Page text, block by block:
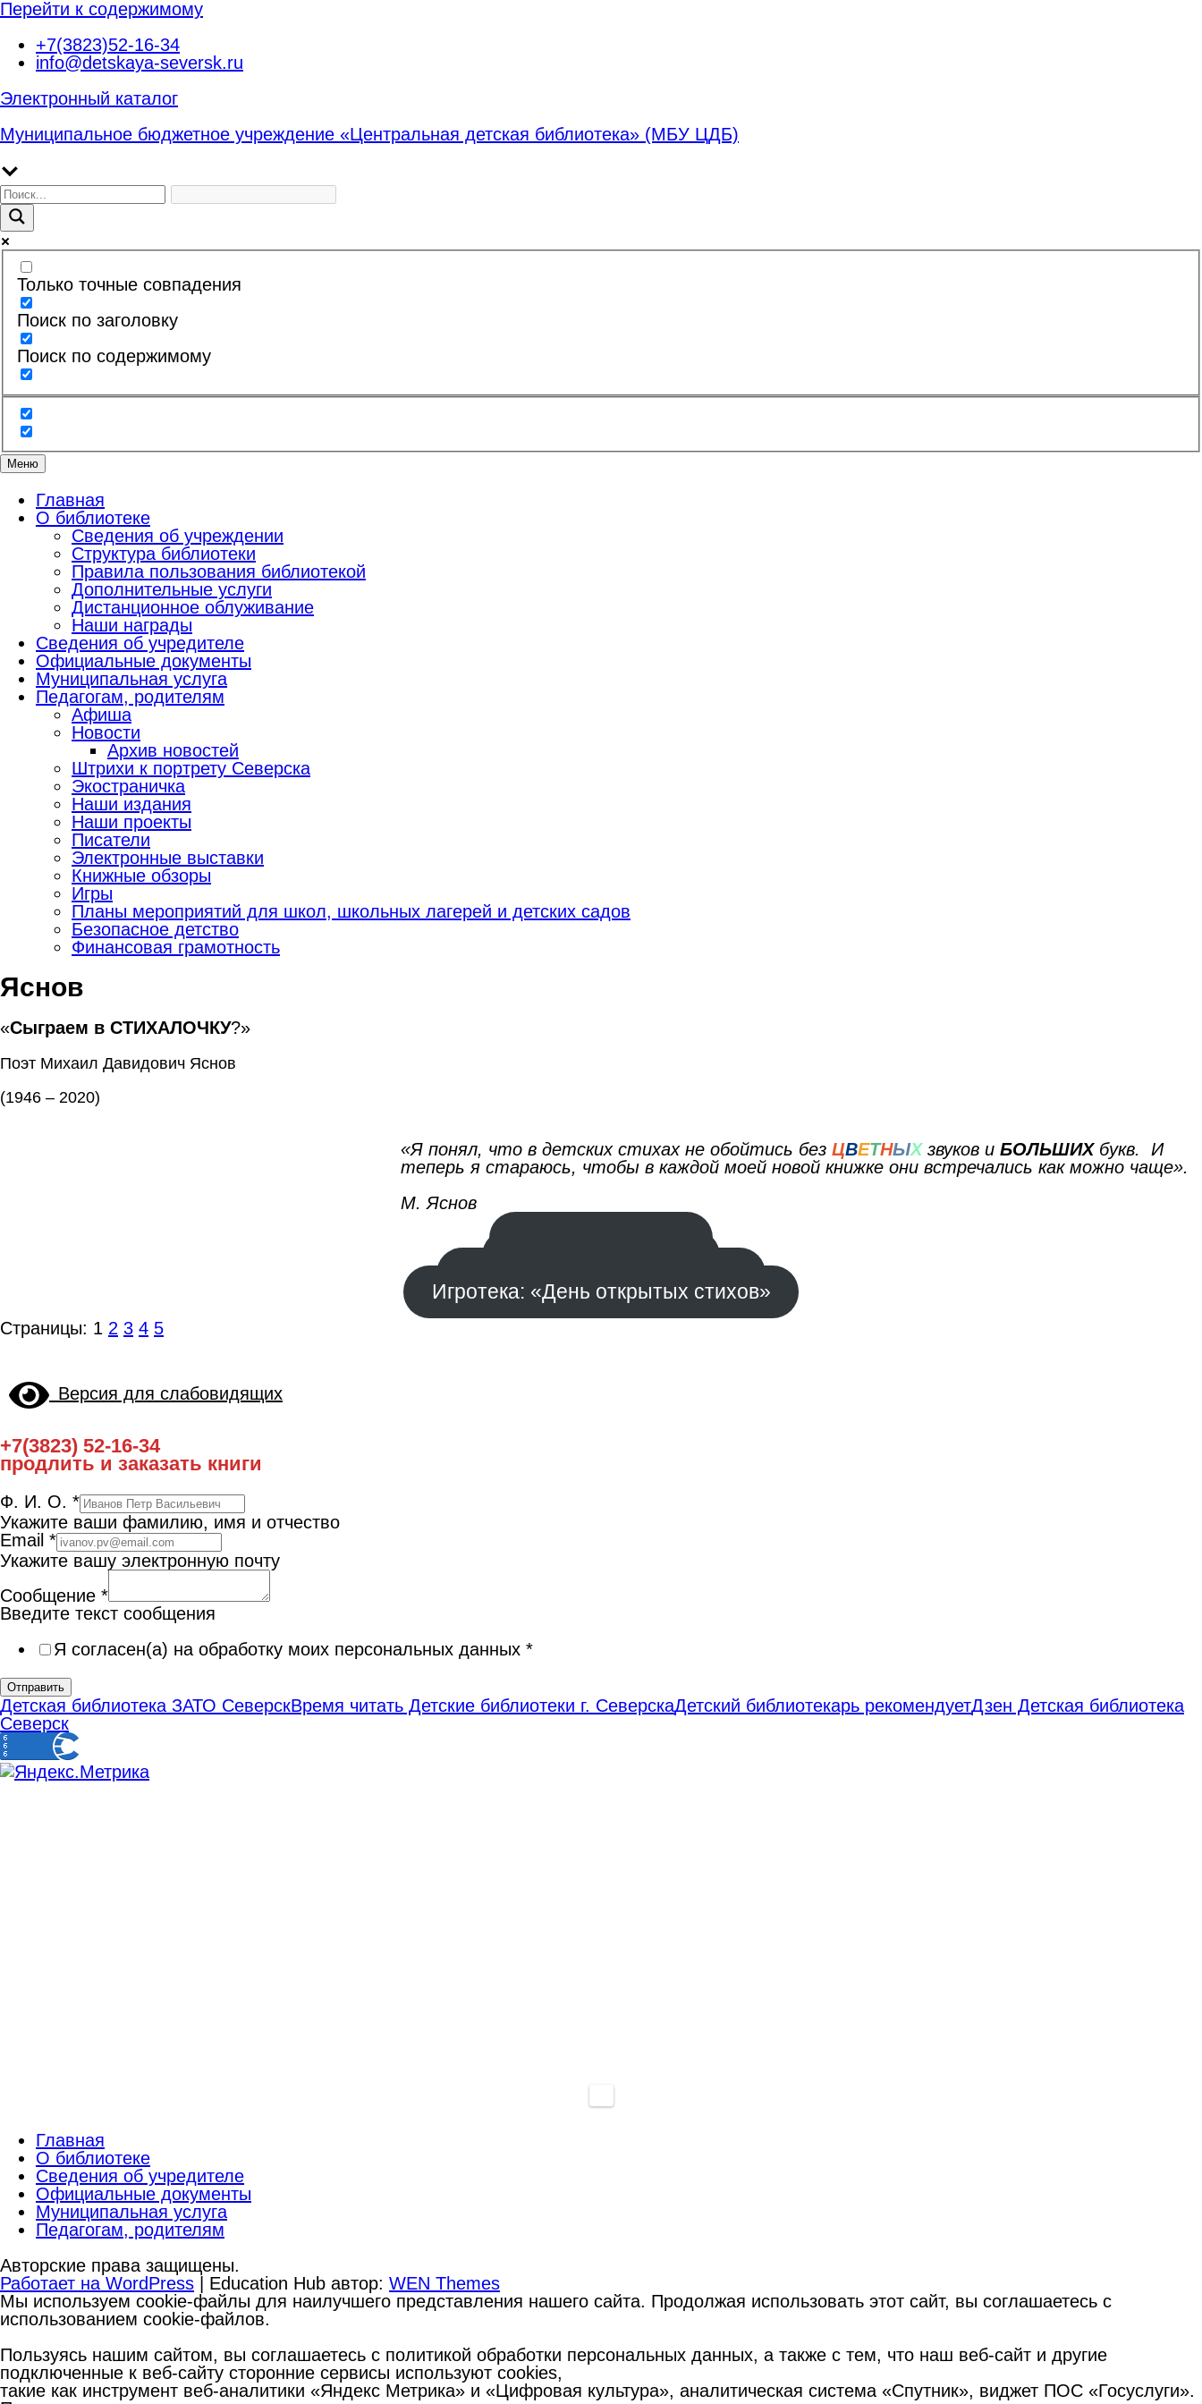
Перейти к содержимому
+7(3823)52-16-34
info@detskaya-seversk.ru
Электронный каталог
Муниципальное бюджетное учреждение «Центральная детская библиотека» (МБУ ЦДБ)
Только точные совпадения
Поиск по заголовку
Поиск по содержимому
Меню
Главная
О библиотеке
Сведения об учреждении
Структура библиотеки
Правила пользования библиотекой
Дополнительные услуги
Дистанционное облуживание
Наши награды
Сведения об учредителе
Официальные документы
Муниципальная услуга
Педагогам, родителям
Афиша
Новости
Архив новостей
Штрихи к портрету Северска
Экостраничка
Наши издания
Наши проекты
Писатели
Электронные выставки
Книжные обзоры
Игры
Планы мероприятий для школ, школьных лагерей и детских садов
Безопасное детство
Финансовая грамотность
Яснов
«Сыграем в СТИХАЛОЧКУ?»
Поэт Михаил Давидович Яснов
(1946 – 2020)
«Я понял, что в детских стихах не обойтись без ЦВЕТНЫХ звуков и БОЛЬШИХбукв. И
теперь я стараюсь, чтобы в каждой моей новой книжке они встречались как можно чаще».
М. Яснов
Игротека: «День открытых стихов»
Страницы: 1 2 3 4 5
Версия для слабовидящих
+7(3823) 52-16-34
продлить и заказать книги
Ф. И. О. *
Укажите ваши фамилию, имя и отчество
Email *
Укажите вашу электронную почту
Сообщение *
Введите текст сообщения
Я согласен(а) на обработку моих персональных данных *
Отправить
Детская библиотека ЗАТО СеверскВремя читать Детские библиотеки г. СеверскаДетский библиотекарь рекомендуетДзен Детская библиотека
Северск
Главная
О библиотеке
Сведения об учредителе
Официальные документы
Муниципальная услуга
Педагогам, родителям
Авторские права защищены.
Работает на WordPress
Education Hub автор: WEN Themes
Мы используем cookie-файлы для наилучшего представления нашего сайта. Продолжая использовать этот сайт, вы соглашаетесь с
использованием cookie-файлов.
Пользуясь нашим сайтом, вы соглашаетесь с политикой обработки персональных данных, а также с тем, что наш веб-сайт и другие
подключенные к веб-сайту сторонние сервисы используют cookies,
такие как инструмент веб-аналитики «Яндекс Метрика» и «Цифровая культура», аналитическая система «Спутник», виджет ПОС «Госуслуги».